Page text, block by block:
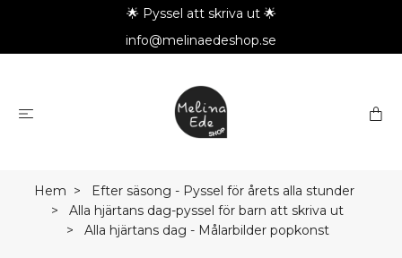
🌟 Pyssel att skriva ut 🌟
info@melinaedeshop.se
Hem
Efter säsong - Pyssel för årets alla stunder
Alla hjärtans dag-pyssel för barn att skriva ut
Alla hjärtans dag - Målarbilder popkonst